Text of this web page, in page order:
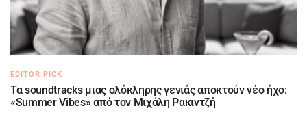
EDITOR PICK
Τα soundtracks μιας ολόκληρης γενιάς αποκτούν νέο ήχο:
«Summer Vibes» από τον Μιχάλη Ρακιντζή